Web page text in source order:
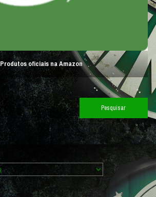
Produtos oficiais na Amazon
Pesquisar
por: